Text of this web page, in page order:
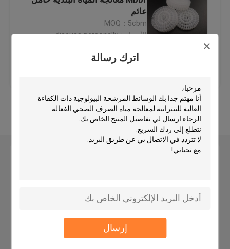
اترك رسالة
إرسال
وسائل المرشحات البلاستيكية
وسائل المرشح العائمة
وسائل تصفية الخلايا الحيوية
الوسائط المرشحة K1
مفاعل الفيلم الحيوي
وسائل تصفية الكرات البيولوجية
عائم
MOQ：5cbm
الأسعار：discuss personally
افضل سعر
عرض المزيد